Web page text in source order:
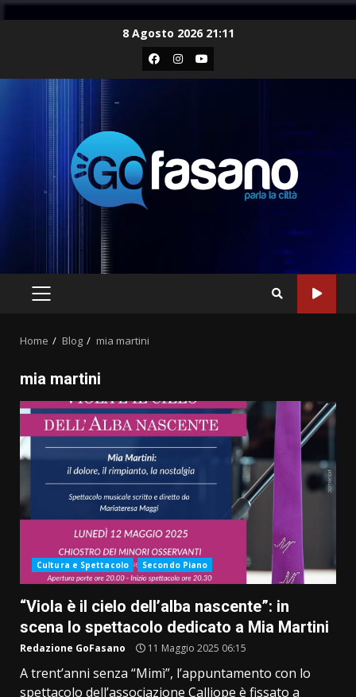
8 Agosto 2026 21:11
Facebook
Instagram
Youtube
PRIMARY
Home Blog mia martini
mia martini
Cultura e Spettacolo Secondo Piano
“Viola è il cielo dell’alba nascente”: in
scena lo spettacolo dedicato a Mia Martini
Redazione GoFasano 11 Maggio 2025 06:15
A trent’anni senza “Mimì”, l’appuntamento con lo
spettacolo dell’associazione Calliope è fissato a